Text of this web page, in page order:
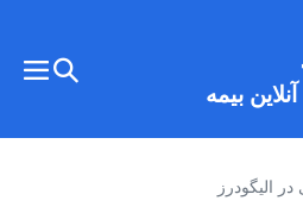
بیمه
تغییر
الیگودرز